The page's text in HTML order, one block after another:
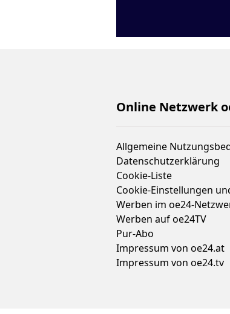
Online Netzwerk
Allgemeine
Datenschutzerklärung
Cookie-Liste
Cookie-Einstellungen
Werben im oe24-
Werben auf oe24TV
Pur-Abo
Impressum von oe24.at
Impressum von oe24.tv